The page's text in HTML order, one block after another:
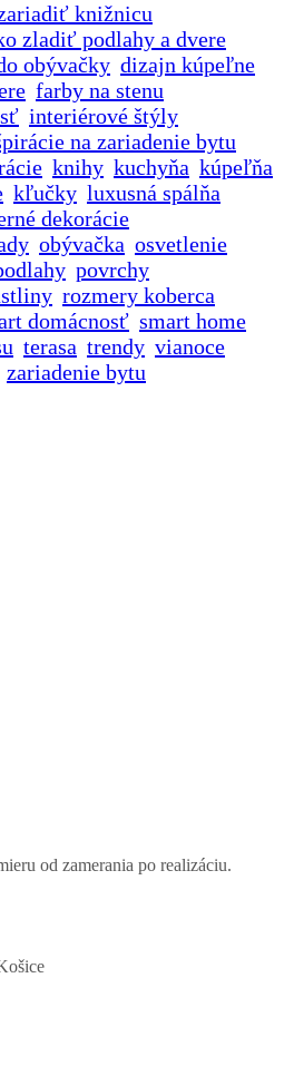
knižnicu
zladiť podlahy a dvere
obývačky dizajn kúpeľne
farby na stenu
interiérové štýly
na zariadenie bytu
knihy kuchyňa kúpeľňa
kľučky luxusná spálňa
dekorácie
obývačka osvetlenie
povrchy
rozmery koberca
domácnosť smart home
terasa trendy vianoce
zariadenie bytu
od zamerania po realizáciu.